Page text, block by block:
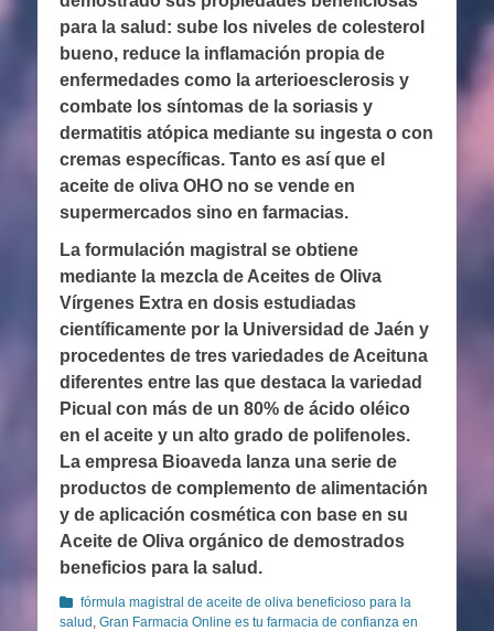
para la salud: sube los niveles de colesterol
bueno, reduce la inflamación propia de
enfermedades como la arterioesclerosis y
combate los síntomas de la soriasis y
dermatitis atópica mediante su ingesta o con
cremas específicas. Tanto es así que el
aceite de oliva OHO no se vende en
supermercados sino en farmacias.
La formulación magistral se obtiene
mediante la mezcla de Aceites de Oliva
Vírgenes Extra en dosis estudiadas
científicamente por la Universidad de Jaén y
procedentes de tres variedades de Aceituna
diferentes entre las que destaca la variedad
Picual con más de un 80% de ácido oléico
en el aceite y un alto grado de polifenoles.
La empresa Bioaveda lanza una serie de
productos de complemento de alimentación
y de aplicación cosmética con base en su
Aceite de Oliva orgánico de demostrados
beneficios para la salud.
Categorías
fórmula magistral de aceite de oliva beneficioso para la
salud Gran Farmacia Online es tu farmacia de confianza en